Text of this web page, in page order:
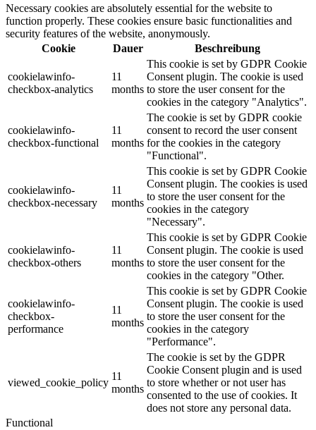
Necessary cookies are absolutely essential for the website to
function properly. These cookies ensure basic functionalities and
security features of the website, anonymously.
Cookie
Dauer Beschreibung
cookielawinfo-
checkbox-analytics
11
months
This cookie is set by GDPR Cookie
Consent plugin. The cookie is used
to store the user consent for the
cookies in the category "Analytics".
cookielawinfo-
checkbox-functional
11
months
The cookie is set by GDPR cookie
consent to record the user consent
for the cookies in the category
"Functional".
cookielawinfo-
checkbox-necessary
11
months
This cookie is set by GDPR Cookie
Consent plugin. The cookies is used
to store the user consent for the
cookies in the category
"Necessary".
cookielawinfo-
checkbox-others
11
months
This cookie is set by GDPR Cookie
Consent plugin. The cookie is used
to store the user consent for the
cookies in the category "Other.
cookielawinfo-
checkbox-
performance
11
months
This cookie is set by GDPR Cookie
Consent plugin. The cookie is used
to store the user consent for the
cookies in the category
"Performance".
viewed_cookie_policy
11
months
The cookie is set by the GDPR
Cookie Consent plugin and is used
to store whether or not user has
consented to the use of cookies. It
does not store any personal data.
Functional